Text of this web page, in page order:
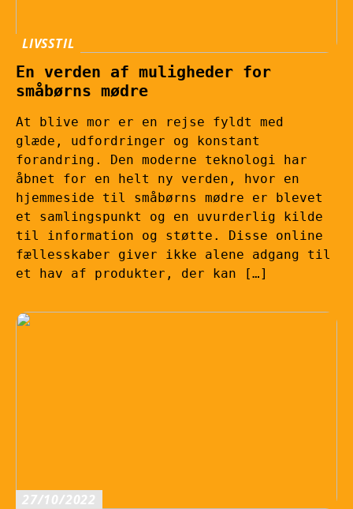
LIVSSTIL
En verden af muligheder for
småbørns mødre
At blive mor er en rejse fyldt med
glæde, udfordringer og konstant
forandring. Den moderne teknologi har
åbnet for en helt ny verden, hvor en
hjemmeside til småbørns mødre er blevet
et samlingspunkt og en uvurderlig kilde
til information og støtte. Disse online
fællesskaber giver ikke alene adgang til
et hav af produkter, der kan […]
27/10/2022